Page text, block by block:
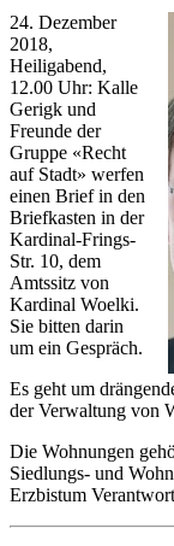
24. Dezember
2018,
Heiligabend,
12.00 Uhr: Kalle
Gerigk und
Freunde der
Gruppe «Recht
auf Stadt» werfen
einen Brief in den
Briefkasten in der
Kardinal-Frings-
Str. 10, dem
Amtssitz von
Kardinal Woelki.
Sie bitten darin
um ein Gespräch.
Es geht um
der Verwaltung von
Die Wohnungen
Siedlungs- und
Erzbistum